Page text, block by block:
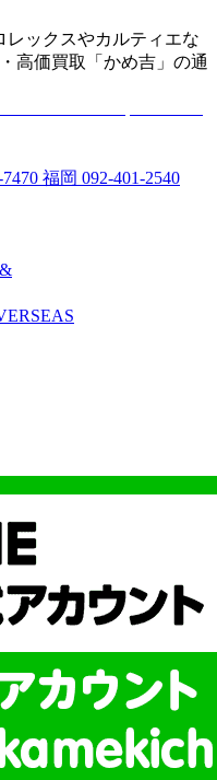
レックスやカルティエな
高価買取「かめ吉」の通
福岡 092-401-2540